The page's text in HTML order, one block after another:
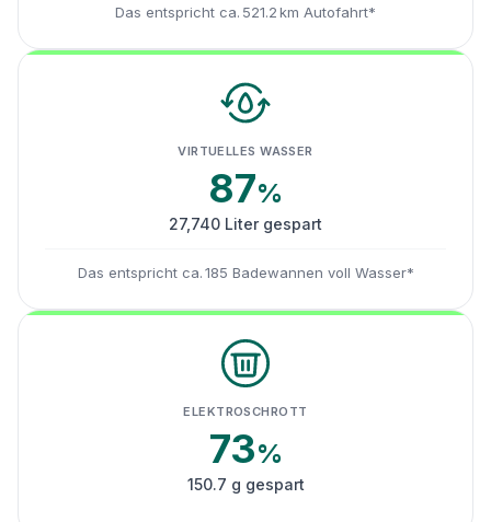
Das entspricht ca. 521.2 km Autofahrt*
VIRTUELLES WASSER
87%
27,740 Liter gespart
Das entspricht ca. 185 Badewannen voll Wasser*
ELEKTROSCHROTT
73%
150.7 g gespart